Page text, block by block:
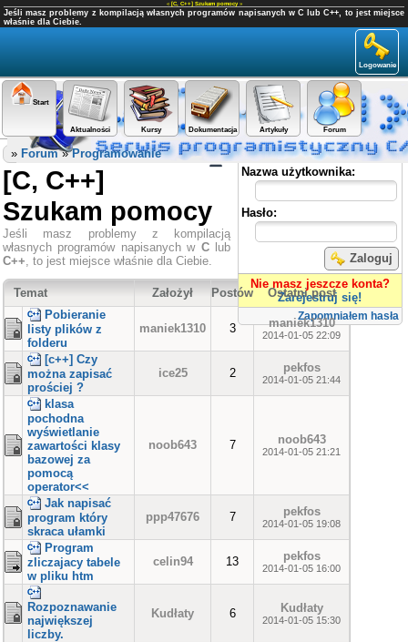
« [C, C++] Szukam pomocy»
Jeśli masz problemy z kompilacją własnych programów napisanych w C lub C++, to jest miejsce
właśnie dla Ciebie.
Logowanie
Start
Aktualności Kursy Dokumentacja Artykuły Forum
Panel użytkownika
Nazwa użytkownika:
Hasło:
Zaloguj
Nie masz jeszcze konta?
Zarejestruj się!
Zapomniałem hasła
» Forum»Programowanie
[C, C++]
Szukam pomocy
Jeśli masz problemy z kompilacją
własnych programów napisanych w Club
C++, to jest miejsce właśnie dla Ciebie.
Temat Założył Postów
Ostatni post
Pobieranie
listy plików z
folderu
maniek1310 3 maniek1310
2014-01-05 22:09
[c++] Czy
można zapisać
prościej ?
ice25 2 pekfos
2014-01-05 21:44
klasa
pochodna
wyświetlanie
zawartości klasy
bazowej za
pomocą
operator<<
noob643 7 noob643
2014-01-05 21:21
Jak napisać
program który
skraca ułamki
ppp47676 7 pekfos
2014-01-05 19:08
Program
zliczajacy tabele
w pliku htm
celin94 13 pekfos
2014-01-05 16:00
Rozpoznawanie
największej
liczby.
Kudłaty 6 Kudłaty
2014-01-05 15:30